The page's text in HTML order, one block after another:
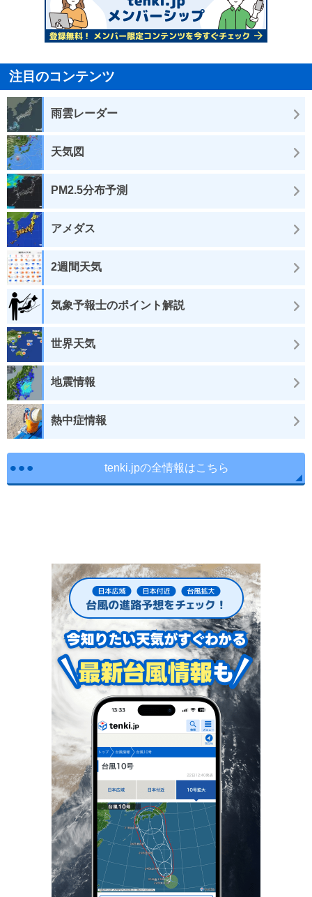
注目のコンテンツ
雨雲レーダー
天気図
PM2.5分布予測
アメダス
2週間天気
気象予報士のポイント解説
世界天気
地震情報
熱中症情報
tenki.jpの全情報はこちら